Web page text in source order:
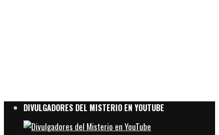
DIVULGADORES DEL MISTERIO EN YOUTUBE